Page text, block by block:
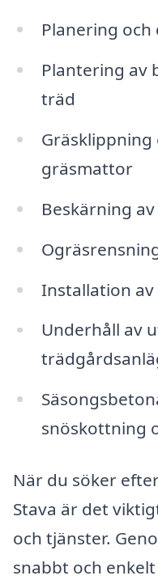
Planering
Plantering av
träd
gräsmattor
Beskärning
Installation
Underhåll av
snöskottning
När du söker
Stava är det
och tjänster.
snabbt och